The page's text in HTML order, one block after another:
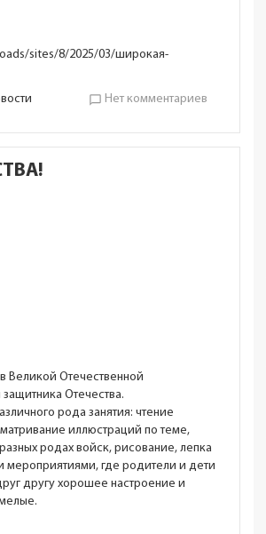
sites/8/2025/03/широкая-
chat_bubble_outline Нет комментариев
Великой Отечественной
Отечества.
рода занятия: чтение
иллюстраций по теме,
родах войск, рисование, лепка
где родители и дети
другу хорошее настроение и